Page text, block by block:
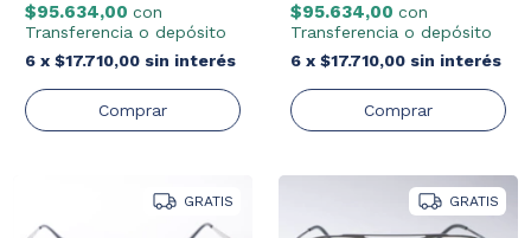
$95.634,00 con
Transferencia o depósito
6 x $17.710,00 sin interés
$95.634,00 con
Transferencia o depósito
6 x $17.710,00 sin interés
GRATIS GRATIS